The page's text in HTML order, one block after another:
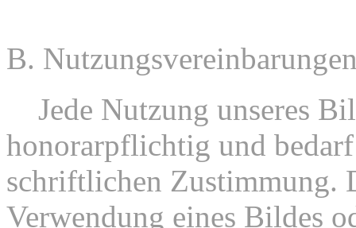
B.
Jede Nutzung unseres
honorarpflichtig und
schriftlichen Zustimmung.
Verwendung eines Bildes